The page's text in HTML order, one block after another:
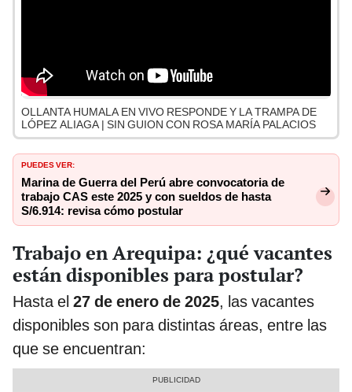
OLLANTA HUMALA EN VIVO RESPONDE Y LA TRAMPA DE
LÓPEZ ALIAGA | SIN GUION CON ROSA MARÍA PALACIOS
PUEDES VER:
Marina de Guerra del Perú abre convocatoria de
trabajo CAS este 2025 y con sueldos de hasta
S/6.914: revisa cómo postular
Trabajo en Arequipa: ¿qué vacantes
están disponibles para postular?
Hasta el 27 de enero de 2025, las vacantes
disponibles son para distintas áreas, entre las
que se encuentran: